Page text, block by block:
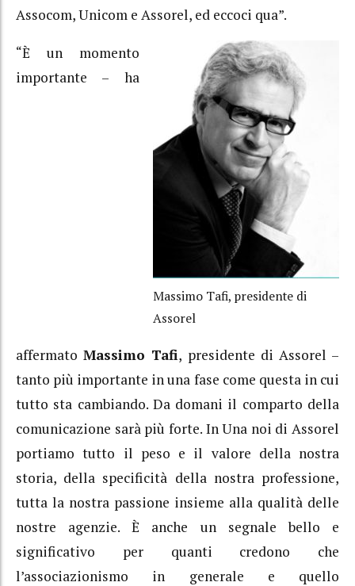
Assocom, Unicom e Assorel, ed eccoci qua”.
Massimo Tafi, presidente di
Assorel
“È un momento
importante – ha
affermatoMassimo Tafi, presidente di Assorel –
tanto più importante in una fase come questa in cui
tutto sta cambiando. Da domani il comparto della
comunicazione sarà più forte. In Una noi di Assorel
portiamo tutto il peso e il valore della nostra
storia, della specificità della nostra professione,
tutta la nostra passione insieme alla qualità delle
nostre agenzie. È anche un segnale bello e
significativo per quanti credono che
l’associazionismo in generale e quello